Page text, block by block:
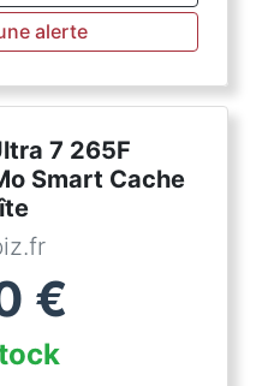
alerte
7 265F
Smart Cache
€